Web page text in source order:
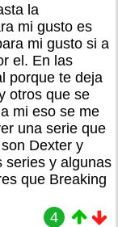
la
mi gusto es
mi gusto si a
el. En las
porque te deja
otros que se
mi eso se me
una serie que
Dexter y
series y algunas
que Breaking
4